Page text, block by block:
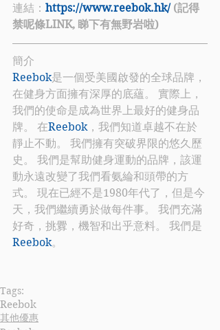
連結： https://www.reebok.hk/ (記得
禁呢條LINK, 睇下有無野岩啦)
簡介
Reebok是一個受美國啟發的全球品牌，
在健身方面擁有深厚的底蘊。 實際上，
我們的使命是成為世界上最好的健身品
牌。 在Reebok，我們知道卓越不在於
靜止不動。 我們擁有突破界限的悠久歷
史。 我們是幫助健身運動的品牌，該運
動永遠改變了我們看氨綸和頭帶的方
式。 現在已經不是1980年代了，但是今
天，我們繼續勇於做每件事。 我們充滿
好奇，挑釁，機智和出乎意料。 我們是
Reebok。
Tags:
Reebok
其他優惠